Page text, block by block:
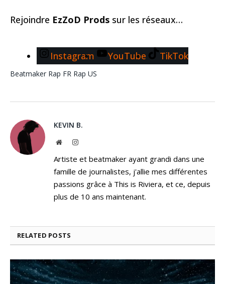
Rejoindre EzZoD Prods sur les réseaux…
Instagram YouTube TikTok
Beatmaker Rap FR Rap US
KEVIN B.
WebsiteInstagram
Artiste et beatmaker ayant grandi dans une
famille de journalistes, j'allie mes différentes
passions grâce à This is Riviera, et ce, depuis
plus de 10 ans maintenant.
RELATED POSTS